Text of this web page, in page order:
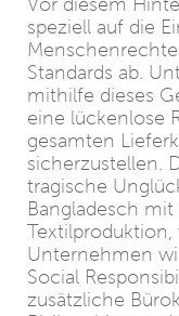
Vor diesem
speziell auf die
Standards ab.
mithilfe dieses
eine lückenlose
gesamten
sicherzustellen.
tragische
Bangladesch
Textilproduktion,
Unternehmen
Social
zusätzliche